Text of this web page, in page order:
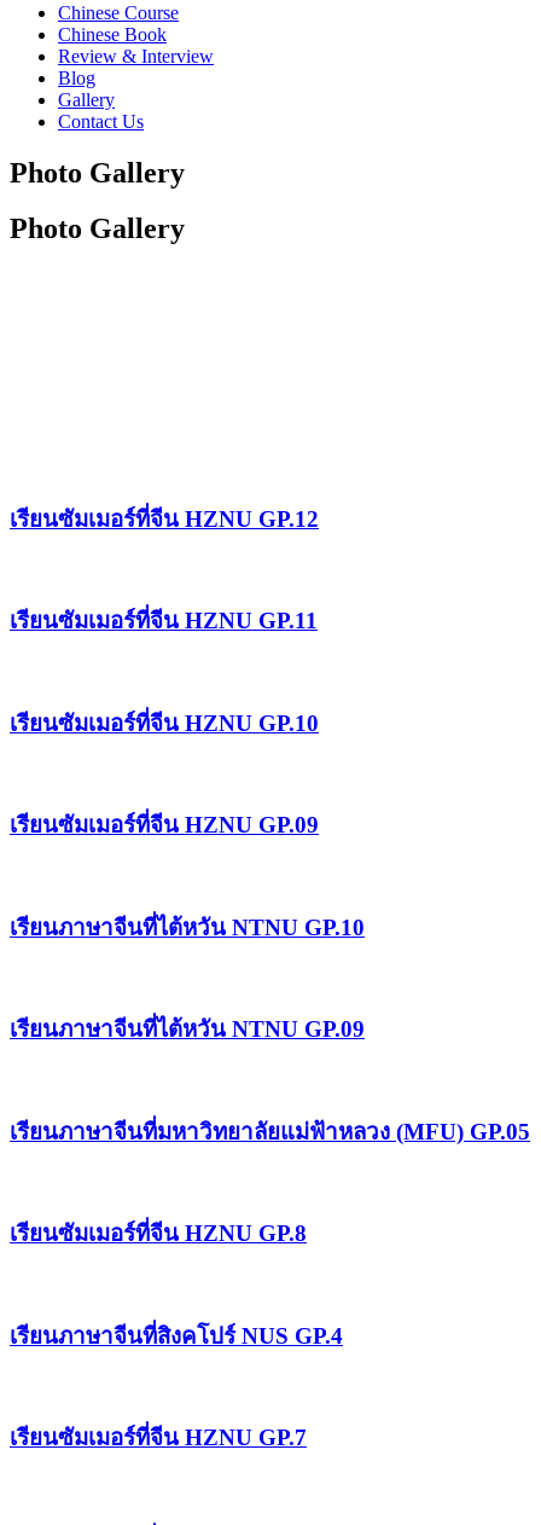
Chinese Course
Chinese Book
Review & Interview
Blog
Gallery
Contact Us
Photo Gallery
Photo Gallery
เรียนซัมเมอร์ที่จีน HZNU GP.12
เรียนซัมเมอร์ที่จีน HZNU GP.11
เรียนซัมเมอร์ที่จีน HZNU GP.10
เรียนซัมเมอร์ที่จีน HZNU GP.09
เรียนภาษาจีนที่ไต้หวัน NTNU GP.10
เรียนภาษาจีนที่ไต้หวัน NTNU GP.09
เรียนภาษาจีนที่มหาวิทยาลัยแม่ฟ้าหลวง (MFU) GP.05
เรียนซัมเมอร์ที่จีน HZNU GP.8
เรียนภาษาจีนที่สิงคโปร์ NUS GP.4
เรียนซัมเมอร์ที่จีน HZNU GP.7